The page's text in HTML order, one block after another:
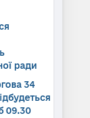
ради
34
09.30